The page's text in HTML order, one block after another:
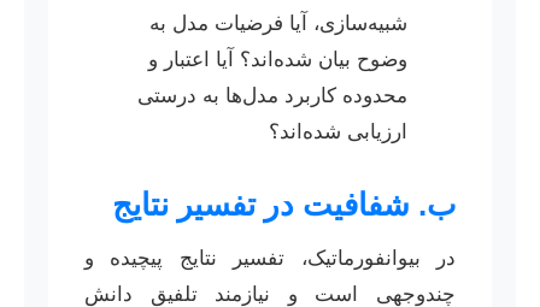
شبیه‌سازی، آیا فرضیات مدل به
وضوح بیان شده‌اند؟ آیا اعتبار و
محدوده کاربرد مدل‌ها به درستی
ارزیابی شده‌اند؟
ب. شفافیت در تفسیر نتایج
در بیوانفورماتیک، تفسیر نتایج پیچیده و
چندوجهی است و نیازمند تلفیق دانش